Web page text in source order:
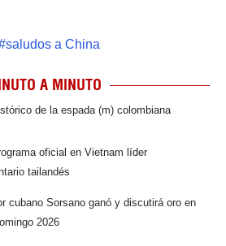
saludos a China
A MINUTO
de la espada (m) colombiana
oficial en Vietnam líder
tailandés
cubano Sorsano ganó y discutirá oro en
2026